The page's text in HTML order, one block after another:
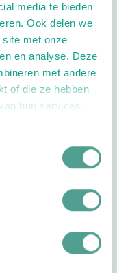
media te bieden
Ook delen we
met onze
en analyse. Deze
met andere
of die ze hebben
hun services.